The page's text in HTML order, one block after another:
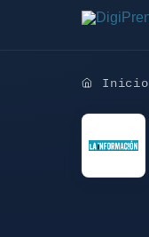
Inicio